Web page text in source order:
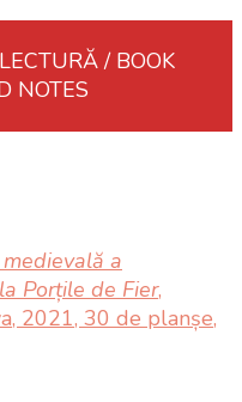
/ BOOK
NOTES
a
Porțile de Fier,
2021, 30 de planșe,